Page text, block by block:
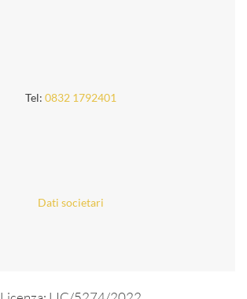
Tel: 0832 1792401
Dati societari